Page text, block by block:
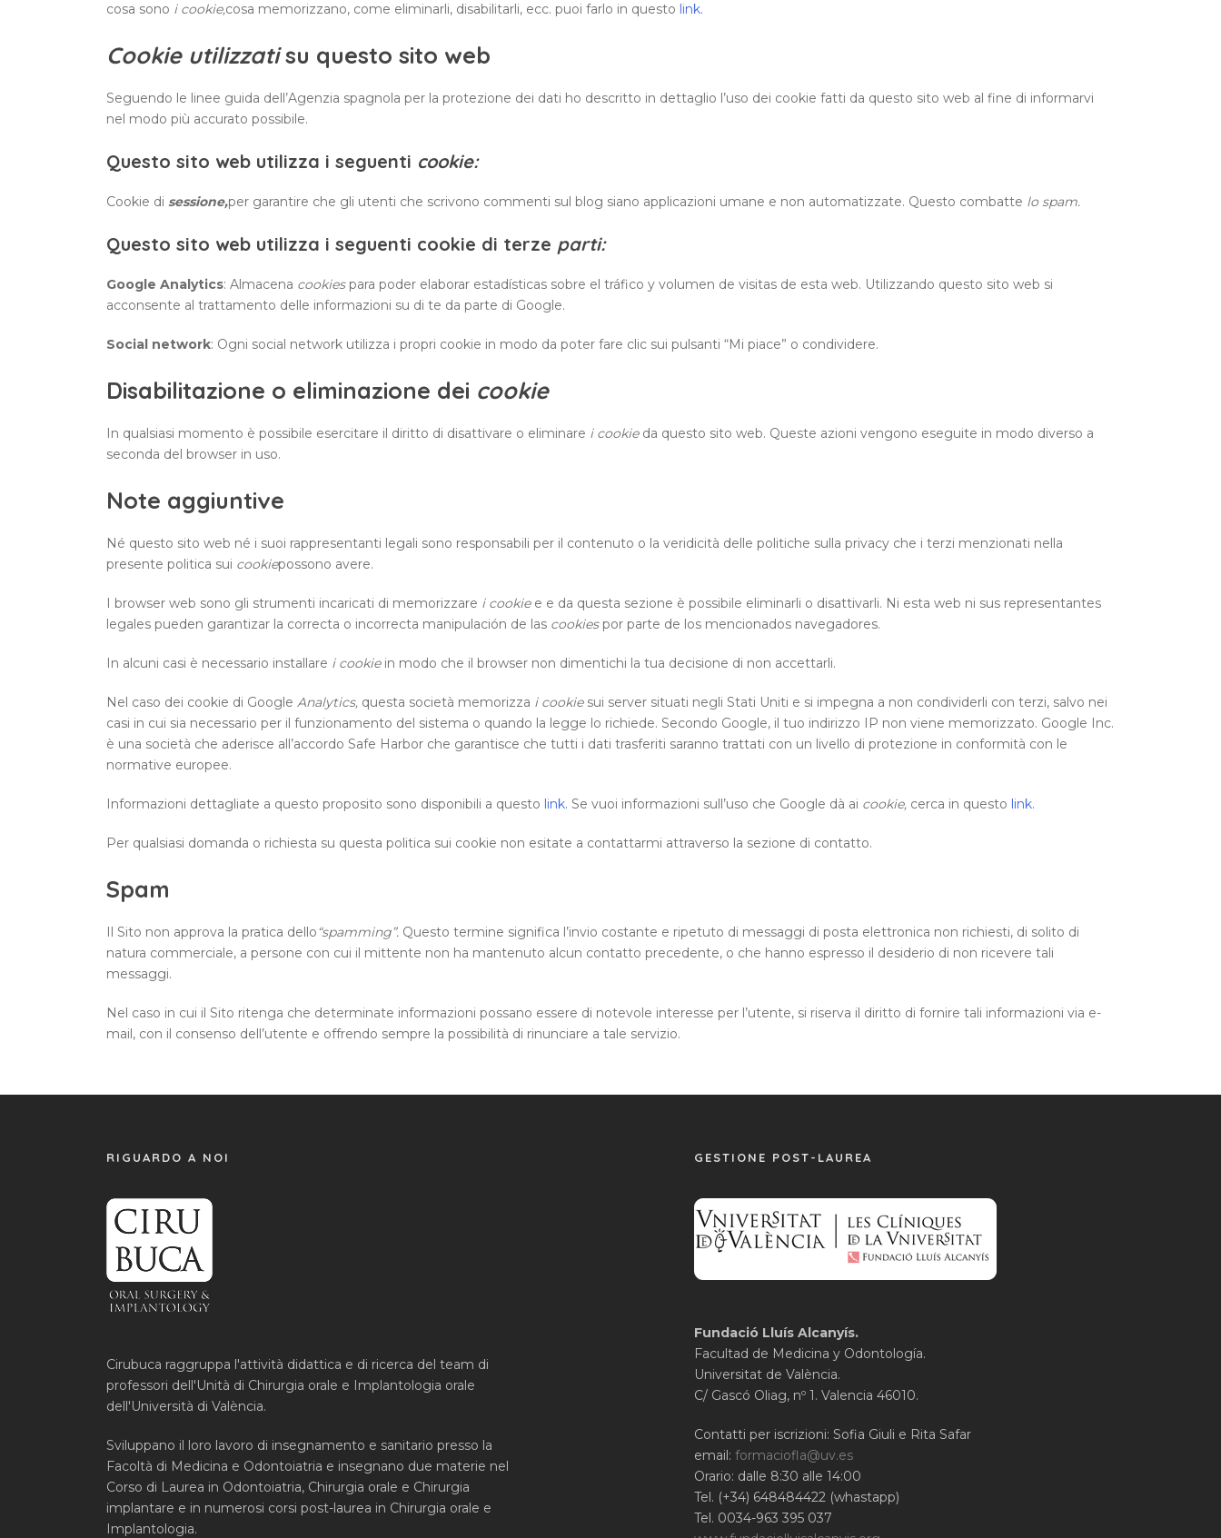
cosa sono i cookie,cosa memorizzano, come eliminarli, disabilitarli, ecc. puoi farlo in questo link.
Cookie utilizzatisu questo sito web
Seguendo le linee guida dell’Agenzia spagnola per la protezione dei dati ho descritto in dettaglio l’uso dei cookie fatti da questo sito web al fine di informarvi
nel modo più accurato possibile.
Questo sito web utilizza i seguenti cookie:
Cookie di sessione,per garantire che gli utenti che scrivono commenti sul blog siano applicazioni umane e non automatizzate. Questo combatte lo spam.
Questo sito web utilizza i seguenti cookie di terze parti:
Google Analytics: Almacena cookiespara poder elaborar estadísticas sobre el tráfico y volumen de visitas de esta web. Utilizzando questo sito web si
acconsente al trattamento delle informazioni su di te da parte di Google.
Social network: Ogni social network utilizza i propri cookie in modo da poter fare clic sui pulsanti “Mi piace” o condividere.
Disabilitazione o eliminazione dei cookie
In qualsiasi momento è possibile esercitare il diritto di disattivare o eliminare i cookieda questo sito web. Queste azioni vengono eseguite in modo diverso a
seconda del browser in uso.
Note aggiuntive
Né questo sito web né i suoi rappresentanti legali sono responsabili per il contenuto o la veridicità delle politiche sulla privacy che i terzi menzionati nella
presente politica sui cookiepossono avere.
I browser web sono gli strumenti incaricati di memorizzare i cookiee e da questa sezione è possibile eliminarli o disattivarli. Ni esta web ni sus representantes
legales pueden garantizar la correcta o incorrecta manipulación de las cookiespor parte de los mencionados navegadores.
In alcuni casi è necessario installare i cookiein modo che il browser non dimentichi la tua decisione di non accettarli.
Nel caso dei cookie di Google Analytics, questa società memorizza i cookiesui server situati negli Stati Uniti e si impegna a non condividerli con terzi, salvo nei
casi in cui sia necessario per il funzionamento del sistema o quando la legge lo richiede. Secondo Google, il tuo indirizzo IP non viene memorizzato. Google Inc.
è una società che aderisce all’accordo Safe Harbor che garantisce che tutti i dati trasferiti saranno trattati con un livello di protezione in conformità con le
normative europee.
Informazioni dettagliate a questo proposito sono disponibili a questo link. Se vuoi informazioni sull’uso che Google dà ai cookie, cerca in questo link.
Per qualsiasi domanda o richiesta su questa politica sui cookie non esitate a contattarmi attraverso la sezione di contatto.
Spam
Il Sito non approva la pratica dello“spamming”. Questo termine significa l’invio costante e ripetuto di messaggi di posta elettronica non richiesti, di solito di
natura commerciale, a persone con cui il mittente non ha mantenuto alcun contatto precedente, o che hanno espresso il desiderio di non ricevere tali
messaggi.
Nel caso in cui il Sito ritenga che determinate informazioni possano essere di notevole interesse per l’utente, si riserva il diritto di fornire tali informazioni via e-
mail, con il consenso dell’utente e offrendo sempre la possibilità di rinunciare a tale servizio.
RIGUARDO A NOI
Cirubuca raggruppa l'attività didattica e di ricerca del team di
professori dell'Unità di Chirurgia orale e Implantologia orale
dell'Università di València.
Sviluppano il loro lavoro di insegnamento e sanitario presso la
Facoltà di Medicina e Odontoiatria e insegnano due materie nel
Corso di Laurea in Odontoiatria, Chirurgia orale e Chirurgia
implantare e in numerosi corsi post-laurea in Chirurgia orale e
Implantologia.
GESTIONE POST-LAUREA
Fundació Lluís Alcanyís.
Facultad de Medicina y Odontología.
Universitat de València.
C/ Gascó Oliag, nº 1. Valencia 46010.
Contatti per iscrizioni: Sofia Giuli e Rita Safar
email:formaciofla@uv.es
Orario: dalle 8:30 alle 14:00
Tel. (+34) 648484422 (whastapp)
Tel. 0034-963 395 037